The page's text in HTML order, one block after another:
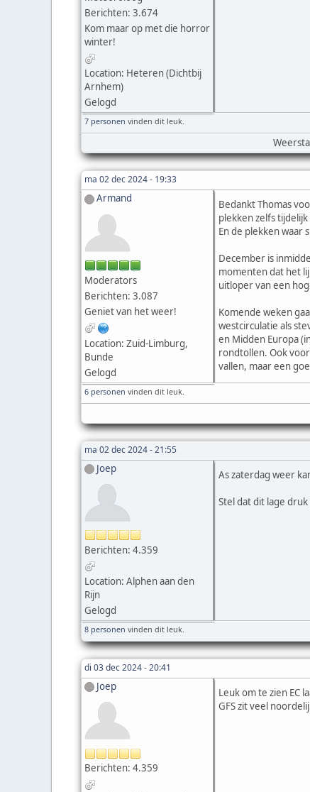
Berichten: 3.674
Kom maar op met die horror
winter!
Location: Heteren (Dichtbij
Arnhem)
Gelogd
7 personen vinden dit leuk.
ma 02 dec 2024 - 19:33
Armand
Moderators
Berichten: 3.087
Geniet van het weer!
Location: Zuid-Limburg,
Bunde
Gelogd
Bedankt Thomas
plekken zelfs
En de plekken waar
December is
momenten dat het
uitloper van een
Komende weken
westcirculatie als
en Midden Europa
rondtollen. Ook
vallen, maar een
6 personen vinden dit leuk.
ma 02 dec 2024 - 21:55
Joep
Berichten: 4.359
Location: Alphen aan den
Rijn
Gelogd
As zaterdag weer
Stel dat dit lage
8 personen vinden dit leuk.
di 03 dec 2024 - 20:41
Joep
Berichten: 4.359
Leuk om te zien EC
GFS zit veel